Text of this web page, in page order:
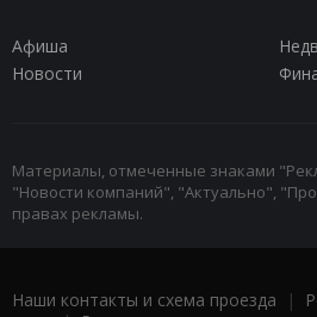
Афиша
Новости
Материалы, отмеченные знаками
"Новости компаний", "Актуально",
правах рекламы.
Наши контакты и схема проезда |